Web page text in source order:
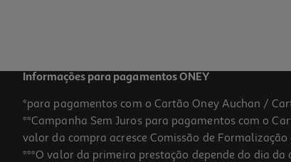
Informações para pagamentos ONEY
*para pagamentos com o Cartão Oney Auchan /
**Campanha Sem Juros para pagamentos com o
valor da compra acresce Comissão de
***O valor da primeira prestação depende do dia